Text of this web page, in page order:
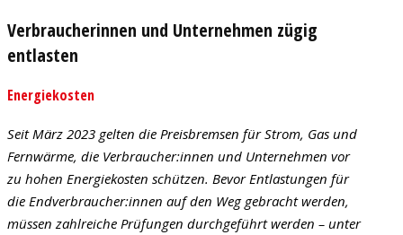
Verbraucherinnen und Unternehmen zügig
entlasten
Energiekosten
Seit März 2023 gelten die Preisbremsen für Strom, Gas und
Fernwärme, die Verbraucher:innen und Unternehmen vor
zu hohen Energiekosten schützen. Bevor Entlastungen für
die Endverbraucher:innen auf den Weg gebracht werden,
müssen zahlreiche Prüfungen durchgeführt werden – unter